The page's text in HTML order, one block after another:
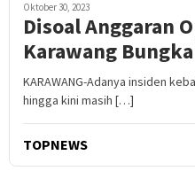
Oktober 30, 2023
Disoal Anggaran
Karawang
KARAWANG-Adanya insiden
hingga kini masih […]
TOPNEWS